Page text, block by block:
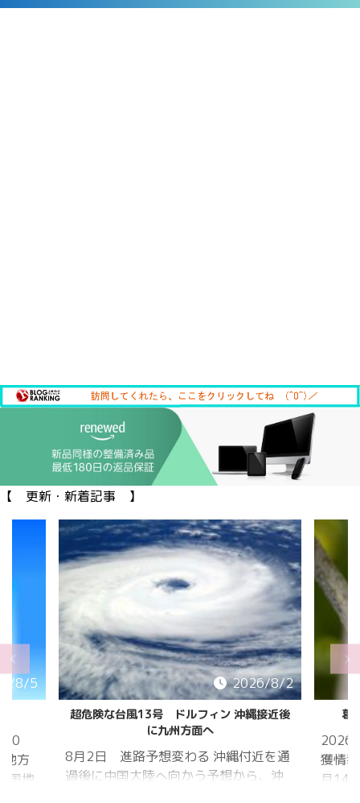
【 更新・新着記事 】
8/5
20
方
国地
2026/8/2
超危険な台風13号 ドルフィン 沖縄接近後
に九州方面へ
8月2日 進路予想変わる 沖縄付近を通
過後に中国大陸へ向かう予想から、沖
葛
2026
獲情
月14